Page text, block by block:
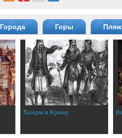
Города Горы
Хазары в Крыму